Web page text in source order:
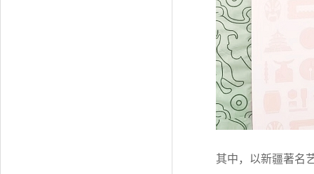
其中，以新疆著名